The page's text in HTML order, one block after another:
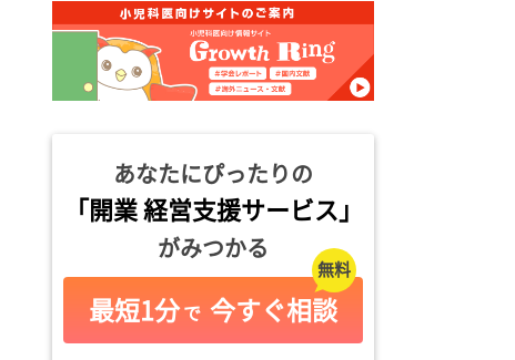
あなたにぴったりの
「開業 経営支援サービス」
がみつかる
最短1分 で 今すぐ相談